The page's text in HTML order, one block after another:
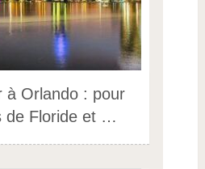
à Orlando : pour
de Floride et …